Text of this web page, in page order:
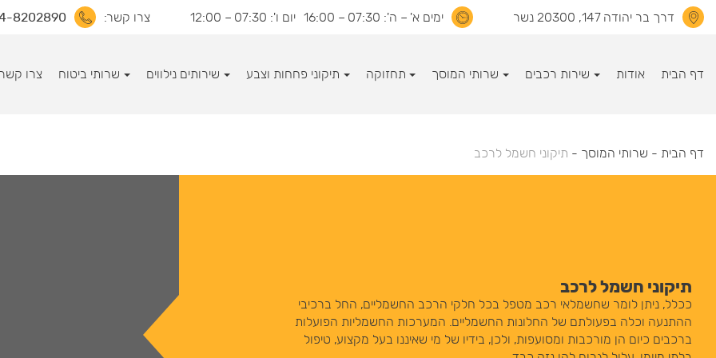
דרך בר יהודה 147, 20300 נשר ימים א' – ה': 07:30 – 16:00 יום ו': 07:30 – 12:00 צרו קשר: 8202890
דף הבית אודות שירות רכבים שרותי המוסך תחזוקה תיקוני פחחות וצבע שירותים נילווים שרותי ביטוח צרו
דף הבית - שרותי המוסך - תיקוני חשמל לרכב
תיקוני חשמל לרכב
ככלל, ניתן לומר שחשמלאי רכב מטפל בכל חלקי הרכב החשמליים, החל ברכיבי
ההתנעה וכלה בפעולתם של החלונות החשמליים. המערכות החשמליות הפועלות
ברכבים כיום הן מורכבות ומסועפות, ולכן, בידיו של מי שאיננו בעל מקצוע, טיפול